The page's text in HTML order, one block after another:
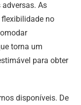
As
no
torna um
para obter
disponíveis. De